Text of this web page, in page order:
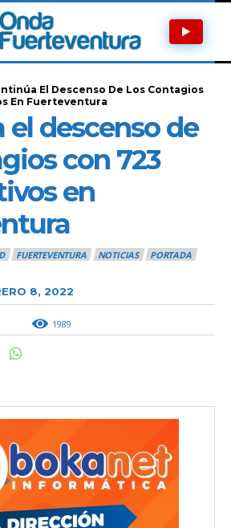
El Descenso De Los Contagios
En Fuerteventura
descenso de
con 723
en
FUERTEVENTURA NOTICIAS
PORTADA
8, 2022
1989